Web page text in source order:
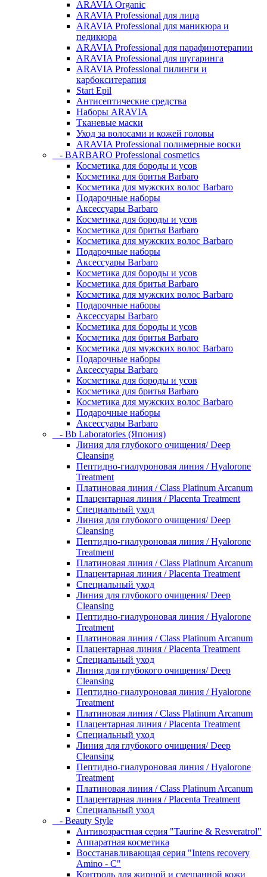
ARAVIA Organic
ARAVIA Professional для лица
ARAVIA Professional для маникюра и
педикюра
ARAVIA Professional для парафинотерапии
ARAVIA Professional для шугаринга
ARAVIA Professional пилинги и
карбокситерапия
Start Epil
Антисептические средства
Наборы ARAVIA
Тканевые маски
Уход за волосами и кожей головы
ARAVIA Professional полимерные воски
- BARBARO Professional cosmetics
Косметика для бороды и усов
Косметика для бритья Barbaro
Косметика для мужских волос Barbaro
Подарочные наборы
Аксессуары Barbaro
Косметика для бороды и усов
Косметика для бритья Barbaro
Косметика для мужских волос Barbaro
Подарочные наборы
Аксессуары Barbaro
Косметика для бороды и усов
Косметика для бритья Barbaro
Косметика для мужских волос Barbaro
Подарочные наборы
Аксессуары Barbaro
Косметика для бороды и усов
Косметика для бритья Barbaro
Косметика для мужских волос Barbaro
Подарочные наборы
Аксессуары Barbaro
Косметика для бороды и усов
Косметика для бритья Barbaro
Косметика для мужских волос Barbaro
Подарочные наборы
Аксессуары Barbaro
- Bb Laboratories (Япония)
Линия для глубокого очищения/ Deep
Cleansing
Пептидно-гиалуроновая линия / Hyalorone
Treatment
Платиновая линия / Class Platinum Arcanum
Плацентарная линия / Placenta Treatment
Специальный уход
Линия для глубокого очищения/ Deep
Cleansing
Пептидно-гиалуроновая линия / Hyalorone
Treatment
Платиновая линия / Class Platinum Arcanum
Плацентарная линия / Placenta Treatment
Специальный уход
Линия для глубокого очищения/ Deep
Cleansing
Пептидно-гиалуроновая линия / Hyalorone
Treatment
Платиновая линия / Class Platinum Arcanum
Плацентарная линия / Placenta Treatment
Специальный уход
Линия для глубокого очищения/ Deep
Cleansing
Пептидно-гиалуроновая линия / Hyalorone
Treatment
Платиновая линия / Class Platinum Arcanum
Плацентарная линия / Placenta Treatment
Специальный уход
Линия для глубокого очищения/ Deep
Cleansing
Пептидно-гиалуроновая линия / Hyalorone
Treatment
Платиновая линия / Class Platinum Arcanum
Плацентарная линия / Placenta Treatment
Специальный уход
- Beauty Style
Антивозрастная серия "Taurine & Resveratrol"
Аппаратная косметика
Восстанавливающая серия "Intens recovery
Amino - C"
Контроль для жирной и смешанной кожи